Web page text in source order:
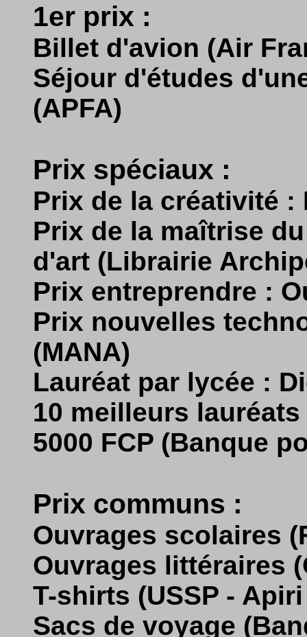
1er prix :
Billet d'avion (Air
Séjour d'études
(APFA)
Prix spéciaux :
Prix de la créativité :
Prix de la maîtrise
d'art (Librairie
Prix entreprendre :
Prix nouvelles
(MANA)
Lauréat par lycée :
10 meilleurs
5000 FCP (Banque
Prix communs :
Ouvrages scolaires
Ouvrages littéraires
T-shirts (USSP -
Sacs de voyage